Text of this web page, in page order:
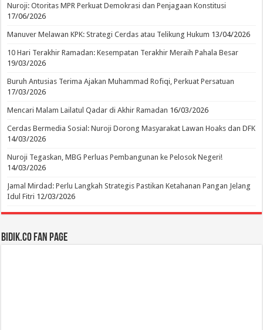
Nuroji: Otoritas MPR Perkuat Demokrasi dan Penjagaan Konstitusi
17/06/2026
Manuver Melawan KPK: Strategi Cerdas atau Telikung Hukum 13/04/2026
10 Hari Terakhir Ramadan: Kesempatan Terakhir Meraih Pahala Besar
19/03/2026
Buruh Antusias Terima Ajakan Muhammad Rofiqi, Perkuat Persatuan
17/03/2026
Mencari Malam Lailatul Qadar di Akhir Ramadan 16/03/2026
Cerdas Bermedia Sosial: Nuroji Dorong Masyarakat Lawan Hoaks dan DFK
14/03/2026
Nuroji Tegaskan, MBG Perluas Pembangunan ke Pelosok Negeri!
14/03/2026
Jamal Mirdad: Perlu Langkah Strategis Pastikan Ketahanan Pangan Jelang
Idul Fitri 12/03/2026
BIDIK.CO Fan Page